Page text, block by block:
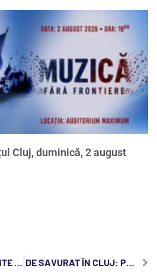
Cluj, duminică, 2 august
ACTIVITĂȚI PALPITANTE DE FĂCUT ÎN JUDEȚUL CLUJ DE SAVURAT ÎN CLUJ: PREPARATE TRADIȚIONALE PE CARE TREBUIE SĂ LE ÎNCERCI